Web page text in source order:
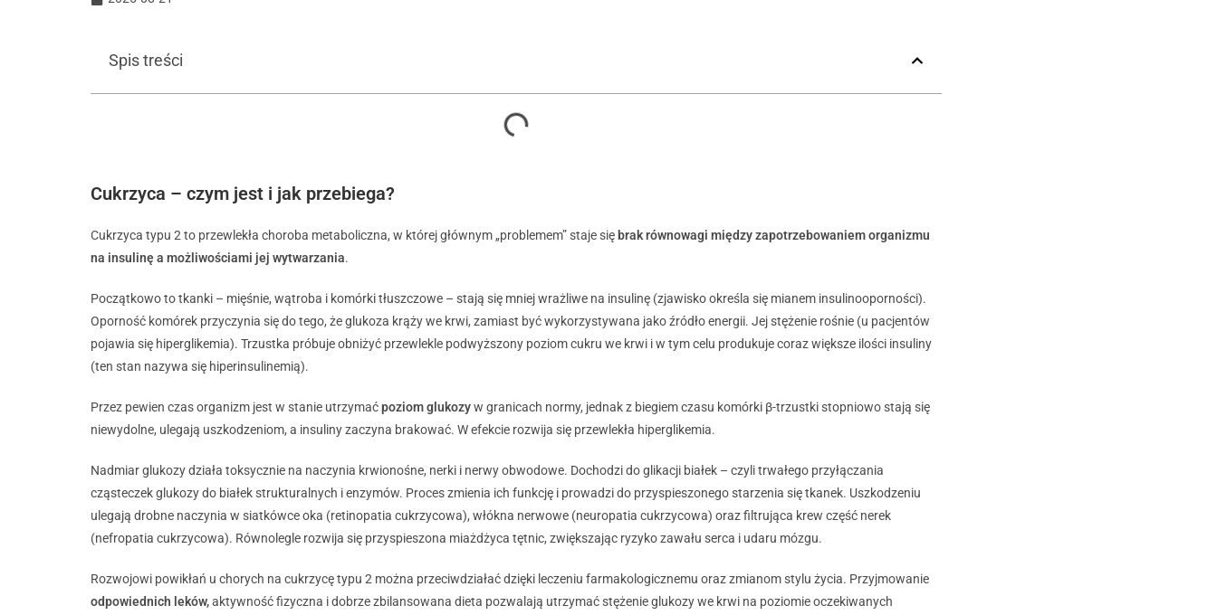
Spis treści
Cukrzyca – czym jest i jak przebiega?
Cukrzyca typu 2 to przewlekła choroba metaboliczna, w której głównym „problemem” staje się brak równowagi między zapotrzebowaniem organizmu
na insulinę a możliwościami jej wytwarzania.
Początkowo to tkanki – mięśnie, wątroba i komórki tłuszczowe – stają się mniej wrażliwe na insulinę (zjawisko określa się mianem insulinooporności).
Oporność komórek przyczynia się do tego, że glukoza krąży we krwi, zamiast być wykorzystywana jako źródło energii. Jej stężenie rośnie (u pacjentów
pojawia się hiperglikemia). Trzustka próbuje obniżyć przewlekle podwyższony poziom cukru we krwi i w tym celu produkuje coraz większe ilości insuliny
(ten stan nazywa się hiperinsulinemią).
Przez pewien czas organizm jest w stanie utrzymaćpoziom glukozyw granicach normy, jednak z biegiem czasu komórki β-trzustki stopniowo stają się
niewydolne, ulegają uszkodzeniom, a insuliny zaczyna brakować. W efekcie rozwija się przewlekła hiperglikemia.
Nadmiar glukozy działa toksycznie na naczynia krwionośne, nerki i nerwy obwodowe. Dochodzi do glikacji białek – czyli trwałego przyłączania
cząsteczek glukozy do białek strukturalnych i enzymów. Proces zmienia ich funkcję i prowadzi do przyspieszonego starzenia się tkanek. Uszkodzeniu
ulegają drobne naczynia w siatkówce oka (retinopatia cukrzycowa), włókna nerwowe (neuropatia cukrzycowa) oraz filtrująca krew część nerek
(nefropatia cukrzycowa). Równolegle rozwija się przyspieszona miażdżyca tętnic, zwiększając ryzyko zawału serca i udaru mózgu.
Rozwojowi powikłań u chorych na cukrzycę typu 2 można przeciwdziałać dzięki leczeniu farmakologicznemu oraz zmianom stylu życia. Przyjmowanie
odpowiednich leków,aktywność fizyczna i dobrze zbilansowana dieta pozwalają utrzymać stężenie glukozy we krwi na poziomie oczekiwanych